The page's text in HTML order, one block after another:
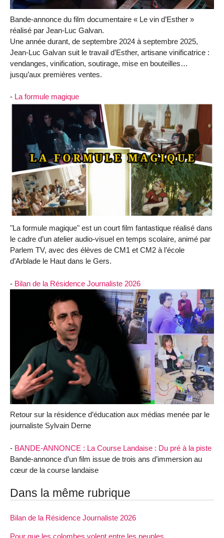
Bande-annonce du film documentaire « Le vin d’Esther »
réalisé par Jean-Luc Galvan.
Une année durant, de septembre 2024 à septembre 2025,
Jean-Luc Galvan suit le travail d’Esther, artisane vinificatrice :
vendanges, vinification, soutirage, mise en bouteilles…
jusqu’aux premières ventes.
- La formule magique
"La formule magique" est un court film fantastique réalisé dans
le cadre d’un atelier audio-visuel en temps scolaire, animé par
Parlem TV, avec des élèves de CM1 et CM2 à l’école
d’Arblade le Haut dans le Gers.
- Bilan de la Résidence Journaliste 2026
Retour sur la résidence d’éducation aux médias menée par le
journaliste Sylvain Derne
- BANDE-ANNONCE : La Course Landaise : Du pré à la piste
Bande-annonce d’un film issue de trois ans d’immersion au
cœur de la course landaise
Dans la même rubrique
Bilan de la Résidence Journaliste 2026